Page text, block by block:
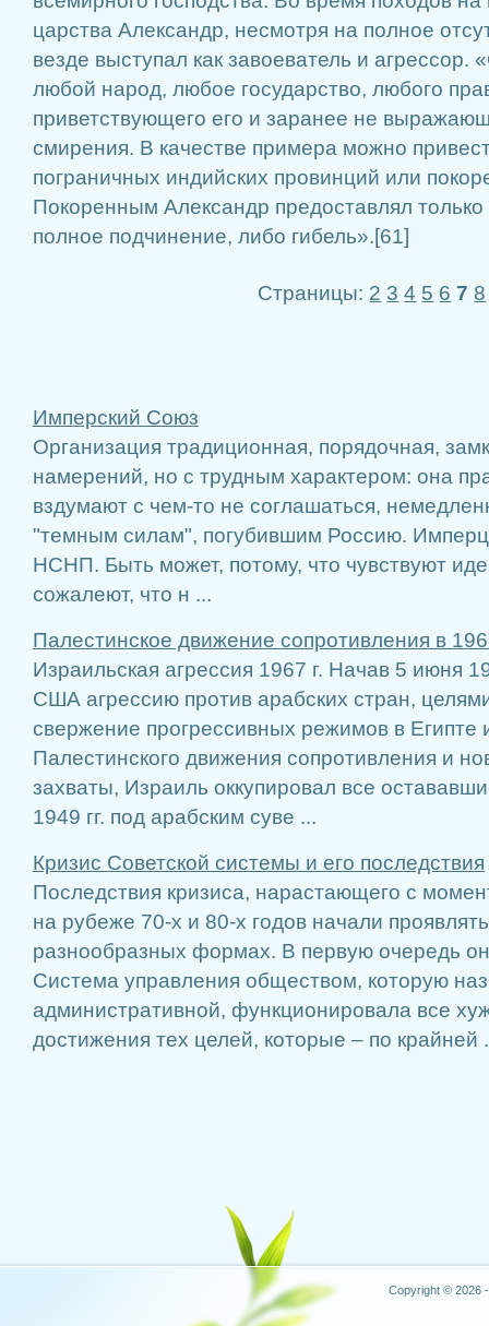
царства Александр, несмотря на полное
везде выступал как завоеватель и агрессор.
любой народ, любое государство, любого
приветствующего его и заранее не
смирения. В качестве примера можно
пограничных индийских провинций или
Покоренным Александр предоставлял
полное подчинение, либо гибель».[61]
Страницы: 2 3 4 5 6 7 8
Имперский Союз
Организация традиционная, порядочная,
намерений, но с трудным характером: она
вздумают с чем-то не соглашаться,
"темным силам", погубившим Россию.
НСНП. Быть может, потому, что чувствуют
сожалеют, что н ...
Палестинское движение сопротивления в
Израильская агрессия 1967 г. Начав 5 июня
США агрессию против арабских стран,
свержение прогрессивных режимов в Египте
Па­лестинского движения сопротивления и
захва­ты, Израиль оккупировал все
1949 гг. под арабским суве ...
Кризис Советской системы и его последствия
Последствия кризиса, нарастающего с
на рубеже 70-х и 80-х годов начали
разнообразных формах. В первую очередь
Система управления обществом, которую
административной, функционировала все
достижения тех целей, которые – по крайней
Copyright © 2026